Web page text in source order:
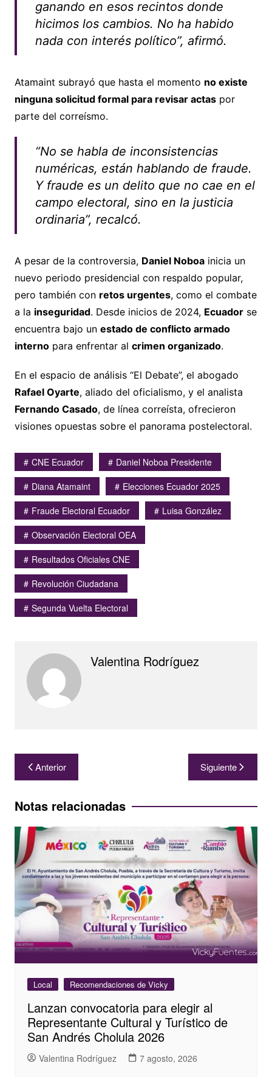
ganando en esos recintos donde
hicimos los cambios. No ha habido
nada con interés político”, afirmó.
Atamaint subrayó que hasta el momento no existe
ninguna solicitud formal para revisar actaspor
parte del correísmo.
“No se habla de inconsistencias
numéricas, están hablando de fraude.
Y fraude es un delito que no cae en el
campo electoral, sino en la justicia
ordinaria”, recalcó.
A pesar de la controversia, Daniel Noboainicia un
nuevo periodo presidencial con respaldo popular,
pero también con retos urgentes, como el combate
a la inseguridad. Desde inicios de 2024, Ecuadorse
encuentra bajo un estado de conflicto armado
internopara enfrentar al crimen organizado.
En el espacio de análisis “El Debate”, el abogado
Rafael Oyarte, aliado del oficialismo, y el analista
Fernando Casado, de línea correísta, ofrecieron
visiones opuestas sobre el panorama postelectoral.
CNE Ecuador
Daniel Noboa Presidente
Diana Atamaint
Elecciones Ecuador 2025
Fraude Electoral Ecuador
Luisa González
Observación Electoral OEA
Resultados Oficiales CNE
Revolución Ciudadana
Segunda Vuelta Electoral
Valentina Rodríguez
Navegación
de
entradas
Anterior Siguiente
Notas relacionadas
Local Recomendaciones de Vicky
Lanzan convocatoria para elegir al
Representante Cultural y Turístico de
San Andrés Cholula 2026
Valentina Rodríguez 7 agosto, 2026